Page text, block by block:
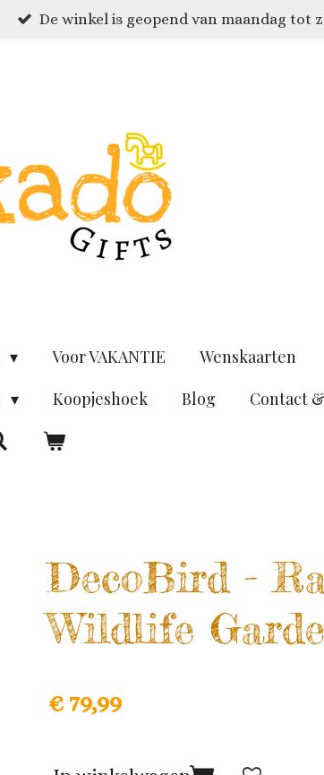
De winkel is geopend van maandag tot
Voor VAKANTIE Wenskaarten
Koopjeshoek Blog Contact
DecoBird -
Wildlife
€ 79,99